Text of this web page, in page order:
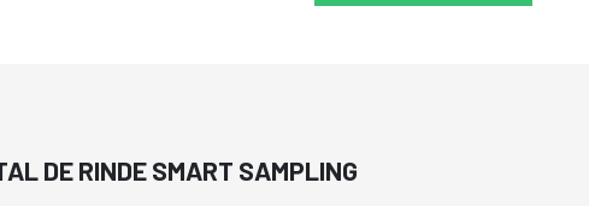
DE RINDE SMART SAMPLING